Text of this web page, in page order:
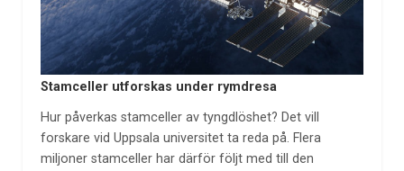
Stamceller utforskas under rymdresa
Hur påverkas stamceller av tyngdlöshet? Det vill
forskare vid Uppsala universitet ta reda på. Flera
miljoner stamceller har därför följt med till den